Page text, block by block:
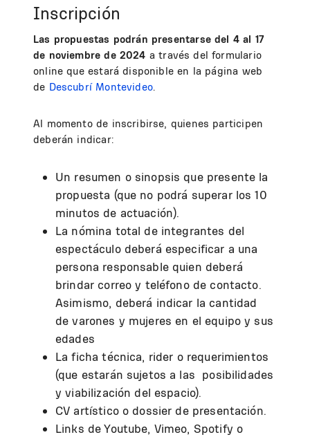
Inscripción
Las propuestas podrán presentarse del 4 al 17
de noviembre de 2024 a través del formulario
online que estará disponible en la página web
de Descubrí Montevideo.
Al momento de inscribirse, quienes participen
deberán indicar:
Un resumen o sinopsis que presente la
propuesta (que no podrá superar los 10
minutos de actuación).
La nómina total de integrantes del
espectáculo deberá especificar a una
persona responsable quien deberá
brindar correo y teléfono de contacto.
Asimismo, deberá indicar la cantidad
de varones y mujeres en el equipo y sus
edades
La ficha técnica, rider o requerimientos
(que estarán sujetos a las posibilidades
y viabilización del espacio).
CV artístico o dossier de presentación.
Links de Youtube, Vimeo, Spotify o